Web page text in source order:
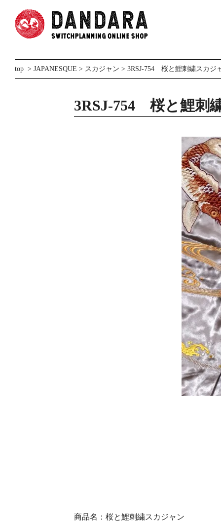
top > JAPANESQUE > スカジャン > 3RSJ-754 桜と鯉刺繍スカジ
3RSJ-754 桜と鯉刺
商品名：桜と鯉刺繍スカジャン